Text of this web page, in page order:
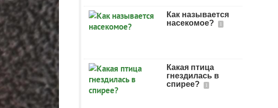
Как называется
насекомое?
1
Какая птица
гнездилась в
спирее?
1